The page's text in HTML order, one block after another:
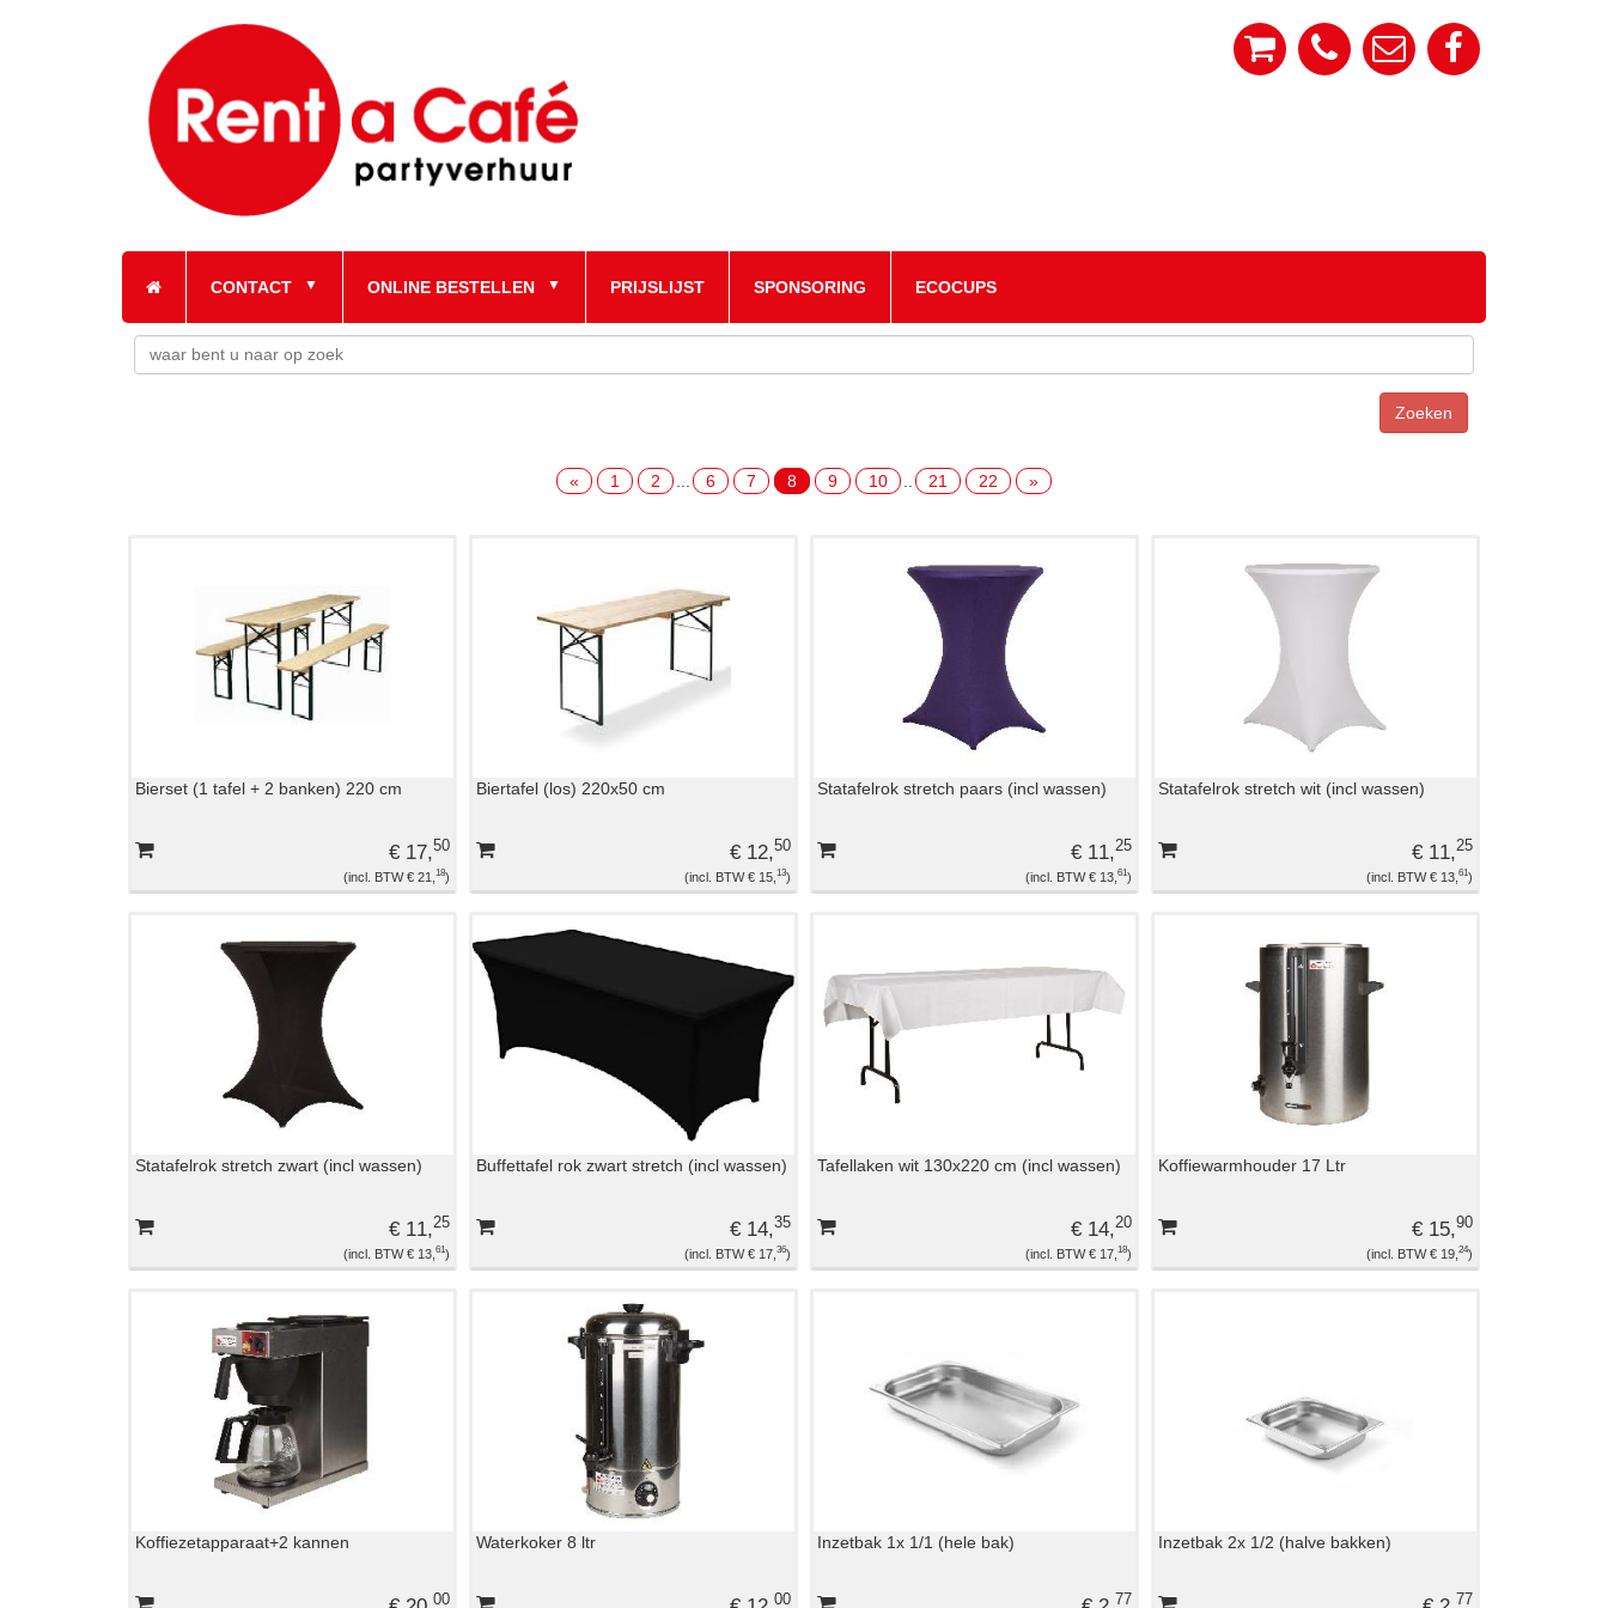
CONTACT ONLINE BESTELLEN PRIJSLIJST SPONSORING ECOCUPS
Zoeken
« 1 2 6 7 8 9 10 21 22 »
Bierset (1 tafel + 2 banken) 220 cm
€ 17,50
€ 21, 18
Biertafel (los) 220x50 cm
€ 12,50
€ 15, 13
Statafelrok stretch paars (incl wassen)
€ 11,25
€ 13, 61
Statafelrok stretch wit (incl wassen)
€ 11,25
€ 13, 61
Statafelrok stretch zwart (incl wassen)
€ 11,25
€ 13, 61
Buffettafel rok zwart stretch (incl wassen)
€ 14,35
€ 17, 36
Tafellaken wit 130x220 cm (incl wassen)
€ 14,20
€ 17, 18
Koffiewarmhouder 17 Ltr
€ 15,90
€ 19, 24
Koffiezetapparaat+2 kannen
00
Waterkoker 8 ltr
00
Inzetbak 1x 1/1 (hele bak)
77
Inzetbak 2x 1/2 (halve bakken)
77